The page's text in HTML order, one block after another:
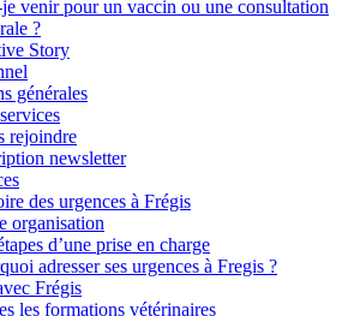
venir pour un vaccin ou une consultation
?
Story
générales
rejoindre
newsletter
des urgences à Frégis
organisation
d’une prise en charge
adresser ses urgences à Fregis ?
Frégis
les formations vétérinaires